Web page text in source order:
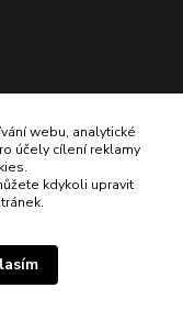
webu, analytické
účely cílení reklamy
kdykoli upravit